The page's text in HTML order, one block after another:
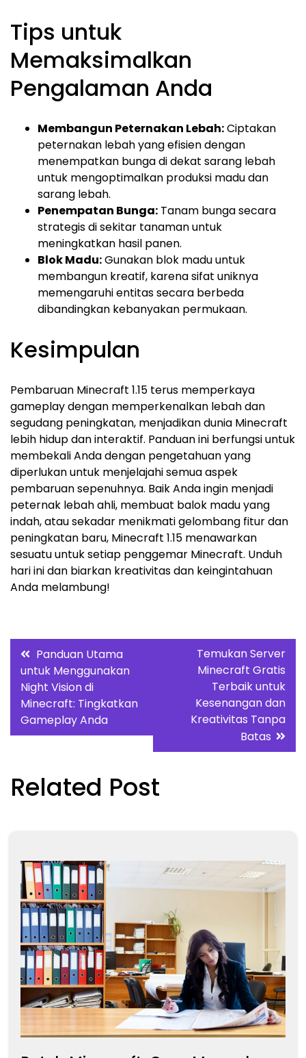
Tips untuk
Memaksimalkan
Pengalaman Anda
Membangun Peternakan Lebah:Ciptakan
peternakan lebah yang efisien dengan
menempatkan bunga di dekat sarang lebah
untuk mengoptimalkan produksi madu dan
sarang lebah.
Penempatan Bunga: Tanam bunga secara
strategis di sekitar tanaman untuk
meningkatkan hasil panen.
Blok Madu:Gunakan blok madu untuk
membangun kreatif, karena sifat uniknya
memengaruhi entitas secara berbeda
dibandingkan kebanyakan permukaan.
Kesimpulan
Pembaruan Minecraft 1.15 terus memperkaya
gameplay dengan memperkenalkan lebah dan
segudang peningkatan, menjadikan dunia Minecraft
lebih hidup dan interaktif. Panduan ini berfungsi untuk
membekali Anda dengan pengetahuan yang
diperlukan untuk menjelajahi semua aspek
pembaruan sepenuhnya. Baik Anda ingin menjadi
peternak lebah ahli, membuat balok madu yang
indah, atau sekadar menikmati gelombang fitur dan
peningkatan baru, Minecraft 1.15 menawarkan
sesuatu untuk setiap penggemar Minecraft. Unduh
hari ini dan biarkan kreativitas dan keingintahuan
Anda melambung!
Post
navigation
Panduan Utama
untuk Menggunakan
Night Vision di
Minecraft: Tingkatkan
Gameplay Anda
Temukan Server
Minecraft Gratis
Terbaik untuk
Kesenangan dan
Kreativitas Tanpa
Batas
Related Post